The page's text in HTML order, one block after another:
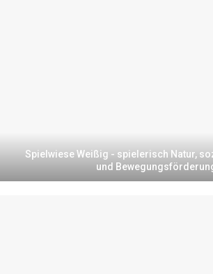
Spielwiese Weißig - spielerisch Natur,
und